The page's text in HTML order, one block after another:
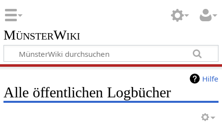
MünsterWiki
Hilfe
Alle öffentlichen Logbücher